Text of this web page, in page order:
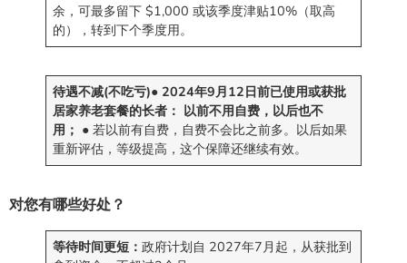
余，可最多留下 $1,000 或该季度津贴10%（取高
的），转到下个季度用。
待遇不减(不吃亏)● 2024年9月12日前已使用或获批
居家养老套餐的长者： 以前不用自费，以后也不
用； ● 若以前有自费，自费不会比之前多。以后如果
重新评估，等级提高，这个保障还继续有效。
对您有哪些好处？
等待时间更短：政府计划自 2027年7月起，从获批到